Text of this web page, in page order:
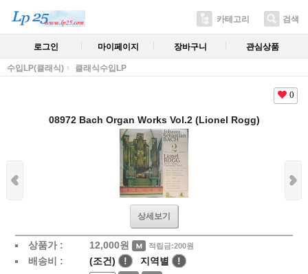
카테고리 검색
로그인 마이페이지 장바구니 관심상품
수입LP(클래식) 클래식수입LP
0
08972 Bach Organ Works Vol.2 (Lionel Rogg)
상세보기
상품가 : 12,000원 적립금:200원
배송비 : (조건) ! 지역별
!